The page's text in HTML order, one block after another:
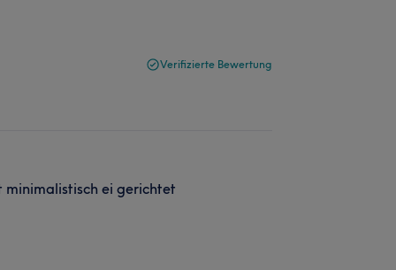
Verifizierte Bewertung
minimalistisch ei gerichtet